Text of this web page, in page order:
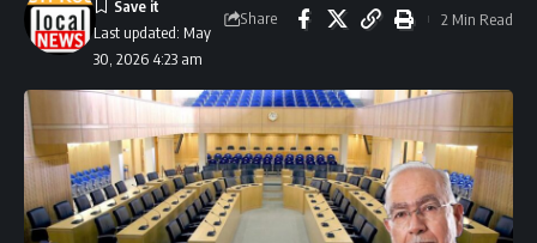
Last updated: May
30, 2026 4:23 am
Share 2 Min Read